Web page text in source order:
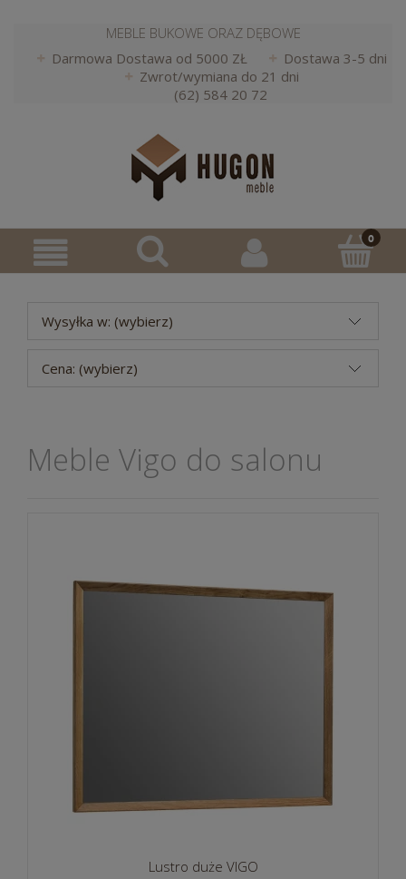
MEBLE BUKOWE ORAZ DĘBOWE
Darmowa Dostawa od 5000 ZŁ
Dostawa 3-5 dni
Zwrot/wymiana do 21 dni
(62) 584 20 72
Wysyłka w: (wybierz)
Cena: (wybierz)
Meble Vigo do salonu
Lustro duże VIGO